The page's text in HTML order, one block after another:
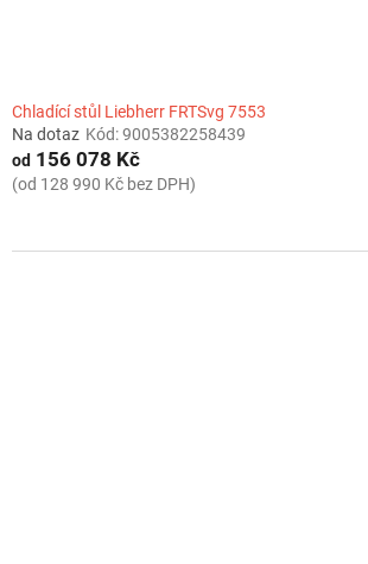
Chladící stůl Liebherr FRTSvg 7553
Na dotaz Kód:9005382258439
od 156 078 Kč
(od 128 990 Kč bez DPH)